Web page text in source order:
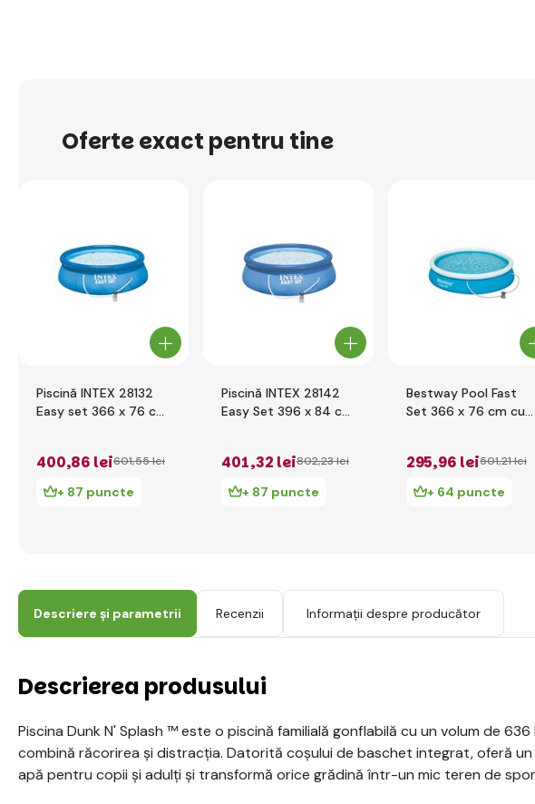
Oferte exact pentru tine
Piscină INTEX 28132
Easy set 366 x 76 cm
400,86 lei601,55 lei
+ 87 puncte
Piscină INTEX 28142
Easy Set 396 x 84 cm
401,32 lei802,23 lei
+ 87 puncte
Bestway Pool Fast
Set 366 x 76 cm cu
295,96 lei501,21 lei
+ 64 puncte
Descriere și parametrii Recenzii Informații despre producător
Descrierea produsului
Piscina Dunk N' Splash ™ este o piscină familială gonflabilă cu un volum de 636
combină răcorirea și distracția. Datorită coșului de baschet integrat, oferă
apă pentru copii și adulți și transformă orice grădină într-un mic teren de